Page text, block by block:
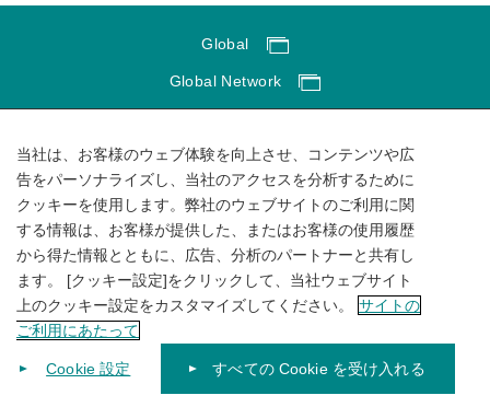
Global
Global Network
ソーシャルメディアポリシー
個人情報保護方針
サイトマップ
当社は、お客様のウェブ体験を向上させ、コンテンツや広
告をパーソナライズし、当社のアクセスを分析するために
クッキーを使用します。弊社のウェブサイトのご利用に関
する情報は、お客様が提供した、またはお客様の使用履歴
から得た情報とともに、広告、分析のパートナーと共有し
ます。 [クッキー設定]をクリックして、当社ウェブサイト
上のクッキー設定をカスタマイズしてください。
サイトの
ご利用にあたって
Cookie 設定 すべての Cookie を受け入れる